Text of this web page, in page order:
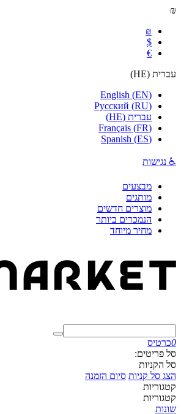
₪
₪
$
€
עברית (
HE
)
English (EN)
Русский (RU)
עברית (
HE
)
Français (FR)
Spanish (ES)
♿ נגישות
מבצעים
מותגים
מוצרים חדשים
הנמכרים ביותר
מחיר מיוחד
0כרטיס
סל פריטים:
סל הקניות
הצג סל קניות סיום הזמנה
קטגוריות
קטגוריות
שונות